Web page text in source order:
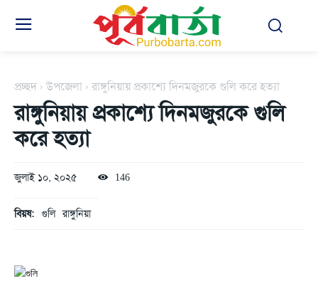
প্রচ্ছদ উপজেলা রাঙ্গুনিয়ায় প্রকাশ্যে দিনমজুরকে গুলি করে হত্যা
রাঙ্গুনিয়ায় প্রকাশ্যে দিনমজুরকে গুলি
করে হত্যা
জুলাই ১০, ২০২৫ 146
বিয়ষ: গুলি রাঙ্গুনিয়া